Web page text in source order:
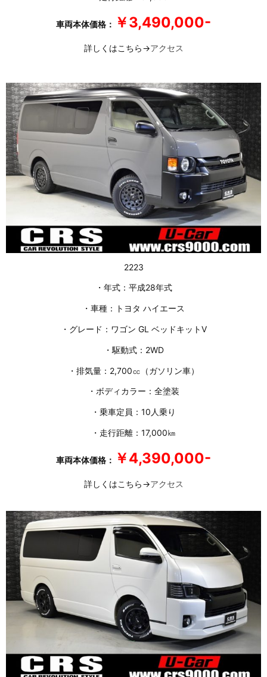
車両本体価格： ￥3,490,000-
詳しくはこちら→アクセス
2223
・年式：平成28年式
・車種：トヨタ ハイエース
・グレード：ワゴン GL ベッドキットⅤ
・駆動式：2WD
・排気量：2,700㏄（ガソリン車）
・ボディカラー：全塗装
・乗車定員：10人乗り
・走行距離：17,000㎞
車両本体価格： ￥4,390,000-
詳しくはこちら→アクセス